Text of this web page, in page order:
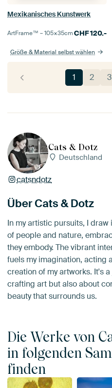
Mexikanisches Kunstwerk
ArtFrame™ –105×35cmCHF120.-
Größe & Material selbst wählen
1 2 3
Cats & Dotz
Deutschland
catsndotz
Über Cats & Dotz
In my artistic pursuits, I
of people and nature,
they embody. The vibrant
fuels my imagination, acting
creation of my artworks. It's
crafting art but also about
beauty that surrounds us.
Die Werke von
in folgenden
finden